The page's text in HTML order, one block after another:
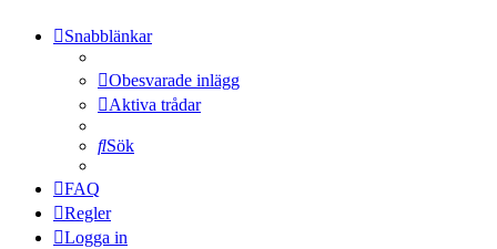
Snabblänkar
Obesvarade inlägg
Aktiva trådar
Sök
FAQ
Regler
Logga in